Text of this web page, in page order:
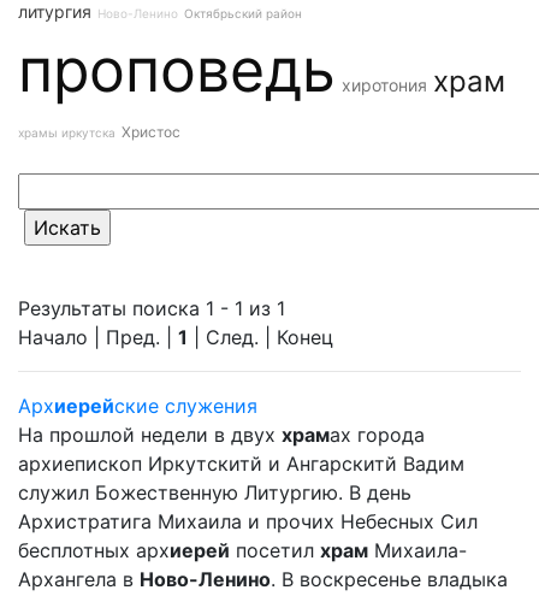
литургия Ново-Ленино Октябрьский район
проповедь хиротония храм
храмы иркутска Христос
Результаты поиска 1 - 1 из 1
Начало | Пред. | 1 | След. | Конец
Архиерейские служения
На прошлой недели в двух храмах города
архиепископ Иркутскитй и Ангарскитй Вадим
служил Божественную Литургию. В день
Архистратига Михаила и прочих Небесных Сил
бесплотных архиерей посетил храм Михаила-
Архангела в Ново-Ленино. В воскресенье владыка